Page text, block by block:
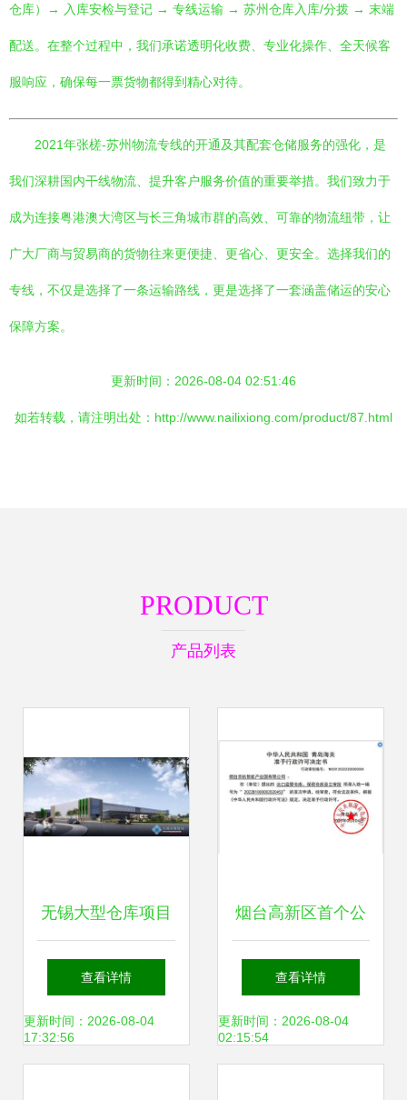
仓库）→ 入库安检与登记 → 专线运输 → 苏州仓库入库/分拨 → 末端
配送。在整个过程中，我们承诺透明化收费、专业化操作、全天候客
服响应，确保每一票货物都得到精心对待。
2021年张槎-苏州物流专线的开通及其配套仓储服务的强化，是
我们深耕国内干线物流、提升客户服务价值的重要举措。我们致力于
成为连接粤港澳大湾区与长三角城市群的高效、可靠的物流纽带，让
广大厂商与贸易商的货物往来更便捷、更省心、更安全。选择我们的
专线，不仅是选择了一条运输路线，更是选择了一套涵盖储运的安心
保障方案。
更新时间：2026-08-04 02:51:46
如若转载，请注明出处：http://www.nailixiong.com/product/87.html
PRODUCT
产品列表
无锡大型仓库项目
规划设计策略研究
——以普通货物仓
查看详情
更新时间：2026-08-04
17:32:56
烟台高新区首个公
用型保税仓库获批
设立 赋能口岸经济
查看详情
更新时间：2026-08-04
02:15:54